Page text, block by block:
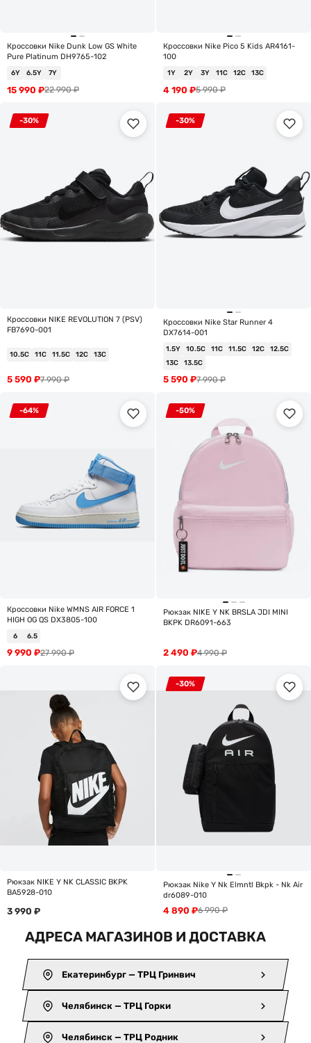
Кроссовки Nike Dunk Low GS White
Pure Platinum DH9765-102
6Y 6.5Y 7Y
22 990₽
15 990 ₽
Кроссовки Nike Pico 5 Kids AR4161-
100
1Y 2Y 3Y 11C 12C 13C
5 990₽
4 190 ₽
-30%
Кроссовки NIKE REVOLUTION 7 (PSV)
FB7690-001
10.5C 11C 11.5C 12C 13C
7 990₽
5 590 ₽
-30%
Кроссовки Nike Star Runner 4
DX7614-001
1.5Y 10.5C 11C 11.5C 12C
12.5C
13C
13.5C
7 990₽
5 590 ₽
-64%
Кроссовки Nike WMNS AIR FORCE 1
HIGH OG QS DX3805-100
6 6.5
27 990₽
9 990 ₽
-50%
Рюкзак NIKE Y NK BRSLA JDI MINI
BKPK DR6091-663
4 990₽
2 490 ₽
Рюкзак NIKE Y NK CLASSIC BKPK
BA5928-010
3 990 ₽
-30%
Рюкзак Nike Y Nk Elmntl Bkpk - Nk Air
dr6089-010
6 990₽
4 890 ₽
АДРЕСА МАГАЗИНОВ И ДОСТАВКА
Екатеринбург — ТРЦ Гринвич
Челябинск — ТРЦ Горки
Челябинск — ТРЦ Родник